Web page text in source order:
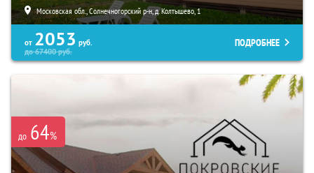
Московская обл., Солнечногорский р-н, д. Колтышево, 1
от 2053 руб.
до67400руб.
ПОДРОБНЕЕ
до 64%